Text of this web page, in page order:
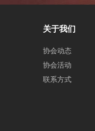
关于我们
协会动态
协会活动
联系方式